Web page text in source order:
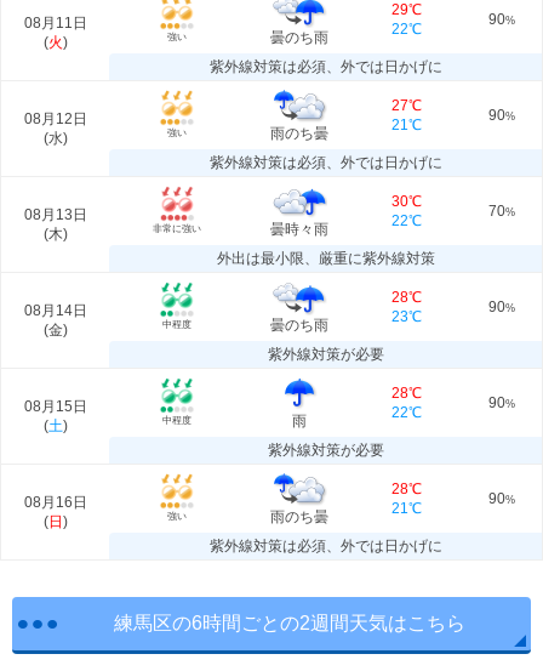
08月11日
(火) 強い 曇のち雨
29℃
22℃
90%
紫外線対策は必須、外では日かげに
08月12日
(水) 強い 雨のち曇
27℃
21℃
90%
紫外線対策は必須、外では日かげに
08月13日
(木) 非常に強い 曇時々雨
30℃
22℃
70%
外出は最小限、厳重に紫外線対策
08月14日
(金) 中程度 曇のち雨
28℃
23℃
90%
紫外線対策が必要
08月15日
(土) 中程度 雨
28℃
22℃
90%
紫外線対策が必要
08月16日
(日 ) 強い 雨のち曇
28℃
21℃
90%
紫外線対策は必須、外では日かげに
練馬区の6時間ごとの2週間天気はこちら